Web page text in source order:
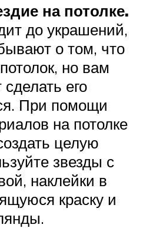
на потолке.
до украшений,
о том, что
но вам
его
При помощи
на потолке
целую
звезды с
наклейки в
краску и